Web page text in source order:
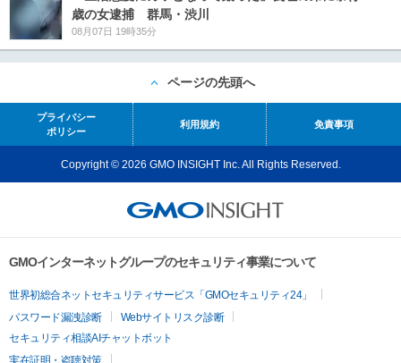
歳の女逮捕 群馬・渋川
08月07日 19時35分
ページの先頭へ
プライバシー
ポリシー
利用規約 免責事項
Copyright © 2026 GMO INSIGHT Inc. All Rights Reserved.
GMOインターネットグループのセキュリティ事業について
世界初総合ネットセキュリティサービス「GMOセキュリティ24」
パスワード漏洩診断
Webサイトリスク診断
セキュリティ相談AIチャットボット
実在証明・盗聴対策